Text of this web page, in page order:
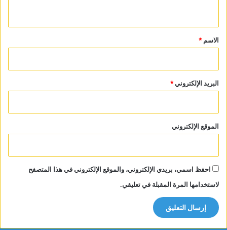
*
الاسم *
البريد الإلكتروني*
الموقع الإلكتروني
احفظ اسمي، بريدي الإلكتروني، والموقع الإلكتروني في هذا المتصفح
لاستخدامها المرة المقبلة في تعليقي.